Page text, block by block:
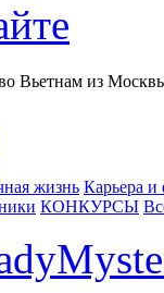
Вьетнам из
жизнь Карьера
КОНКУРСЫ